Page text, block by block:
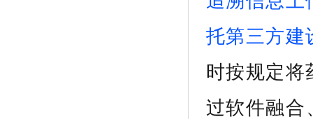
托第三方建
时按规定将
过软件融合